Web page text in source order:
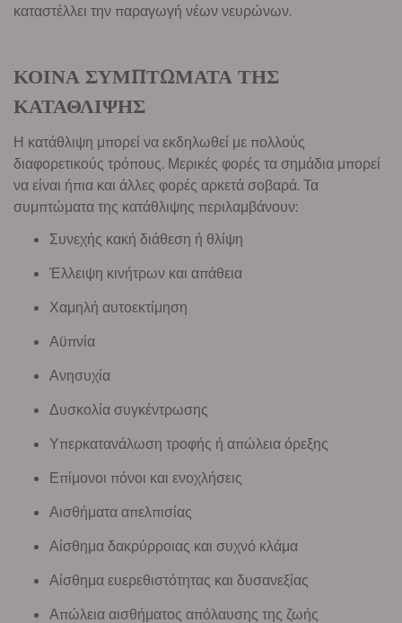
καταστέλλει την παραγωγή νέων νευρώνων.
ΚΟΙΝΑ ΣΥΜΠΤΩΜΑΤΑ ΤΗΣ
ΚΑΤΑΘΛΙΨΗΣ
Η κατάθλιψη μπορεί να εκδηλωθεί με πολλούς
διαφορετικούς τρόπους. Μερικές φορές τα σημάδια μπορεί
να είναι ήπια και άλλες φορές αρκετά σοβαρά. Τα
συμπτώματα της κατάθλιψης περιλαμβάνουν:
Συνεχής κακή διάθεση ή θλίψη
Έλλειψη κινήτρων και απάθεια
Χαμηλή αυτοεκτίμηση
Αϋπνία
Ανησυχία
Δυσκολία συγκέντρωσης
Υπερκατανάλωση τροφής ή απώλεια όρεξης
Επίμονοι πόνοι και ενοχλήσεις
Αισθήματα απελπισίας
Αίσθημα δακρύρροιας και συχνό κλάμα
Αίσθημα ευερεθιστότητας και δυσανεξίας
Απώλεια αισθήματος απόλαυσης της ζωής